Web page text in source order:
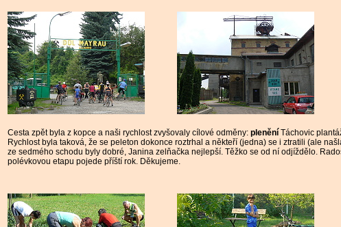
Cesta zpět byla z kopce a naši rychlost zvyšovaly cílové odměny: plenění Táchovic
Rychlost byla taková, že se peleton dokonce roztrhal a někteří (jedna) se i ztratili (ale
ze sedmého schodu byly dobré, Janina zelňačka nejlepší. Těžko se od ní odjíždělo.
polévkovou etapu pojede příští rok. Děkujeme.